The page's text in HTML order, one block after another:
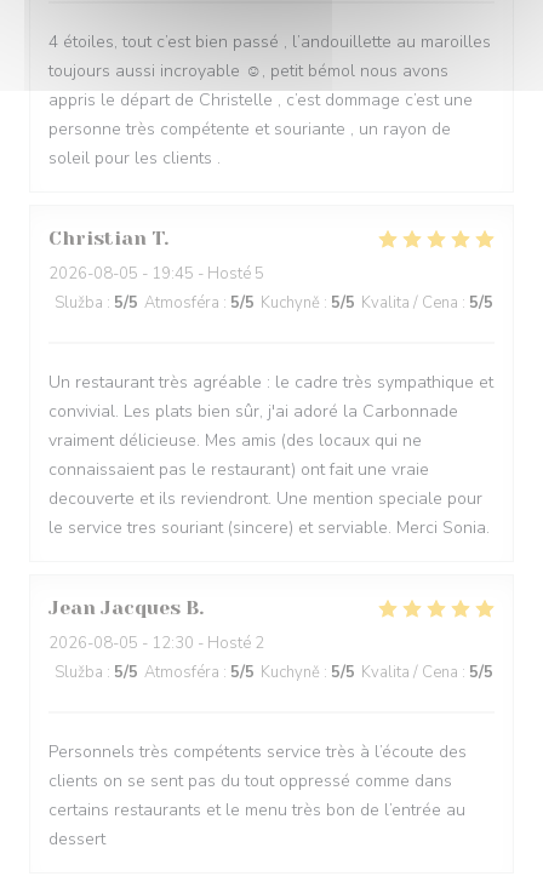
4 étoiles, tout c’est bien passé , l’andouillette au maroilles
toujours aussi incroyable ☺️, petit bémol nous avons
appris le départ de Christelle , c’est dommage c’est une
personne très compétente et souriante , un rayon de
soleil pour les clients .
Christian T
2026-08-05 - 19:45 - Hosté 5
Služba : 5/5 Atmosféra : 5/5 Kuchyně : 5/5 Kvalita / Cena : 5/5
Un restaurant très agréable : le cadre très sympathique et
convivial. Les plats bien sûr, j'ai adoré la Carbonnade
vraiment délicieuse. Mes amis (des locaux qui ne
connaissaient pas le restaurant) ont fait une vraie
decouverte et ils reviendront. Une mention speciale pour
le service tres souriant (sincere) et serviable. Merci Sonia.
Jean Jacques B
2026-08-05 - 12:30 - Hosté 2
Služba : 5/5 Atmosféra : 5/5 Kuchyně : 5/5 Kvalita / Cena : 5/5
Personnels très compétents service très à l’écoute des
clients on se sent pas du tout oppressé comme dans
certains restaurants et le menu très bon de l’entrée au
dessert